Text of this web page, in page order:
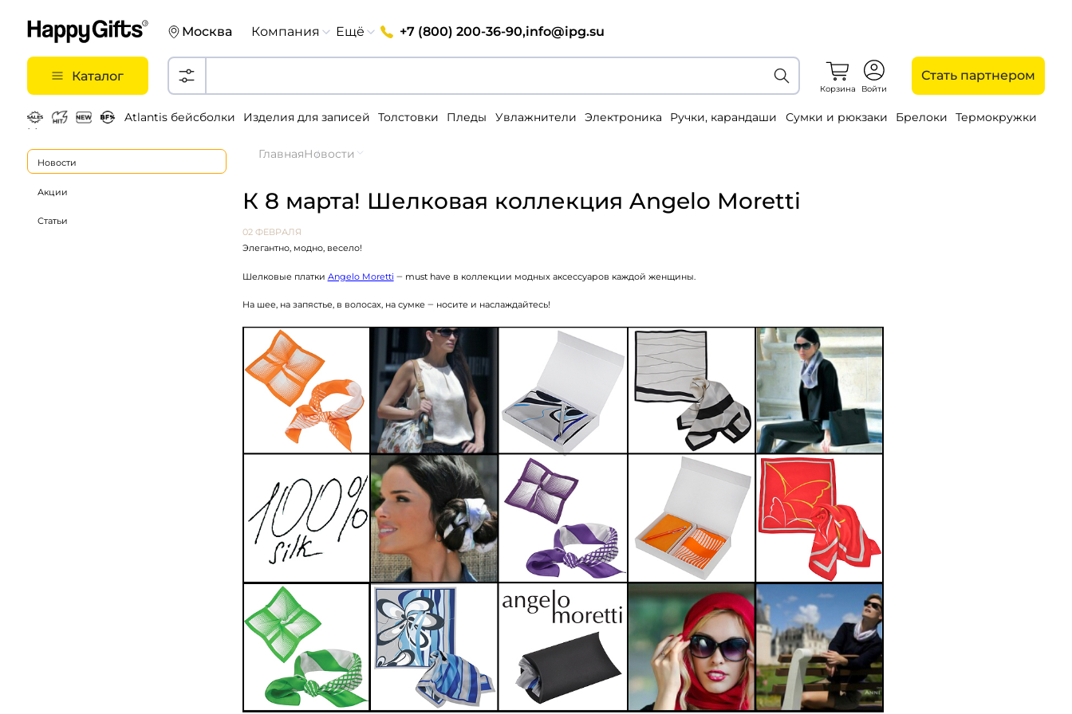
Москва Компания Ещё +7 (800) 200-36-90,info@ipg.su
Каталог
Корзина Войти
Стать партнером
Atlantis бейсболки Изделия для записей Толстовки Пледы Увлажнители Электроника Ручки, карандаши Сумки и рюкзаки Брелоки
Термокружки
Металлические ручки
Новости
Акции
Статьи
ГлавнаяНовости
К 8 марта! Шелковая коллекция Angelo Moretti
02 ФЕВРАЛЯ
Элегантно, модно, весело!
Шелковые платки Angelo Moretti ‒ must have в коллекции модных аксессуаров каждой женщины.
На шее, на запястье, в волосах, на сумке ‒ носите и наслаждайтесь!
Вход
Запомнить меня
Войти в кабинет
Зарегистрироваться